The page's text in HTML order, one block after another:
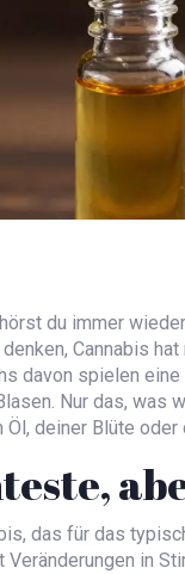
du immer
Cannabis
davon spielen
Nur das,
deiner Blüte
das für das
in